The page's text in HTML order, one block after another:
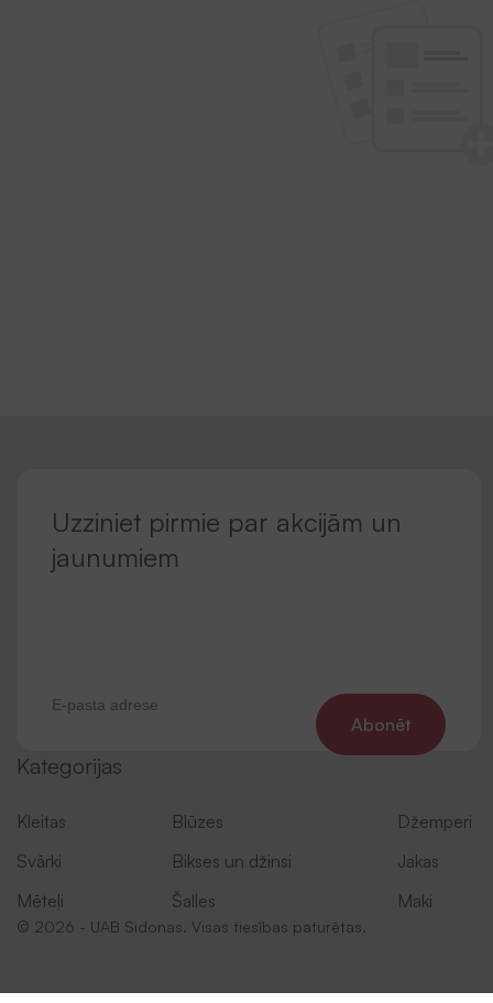
Uzziniet pirmie par akcijām un
jaunumiem
Abonēt
Kategorijas
Kleitas Blūzes
Džemperi
Svārki
Bikses un džinsi
Jakas
Mēteļi
Šalles Maki
© 2026 - UAB Sidonas. Visas tiesības paturētas.